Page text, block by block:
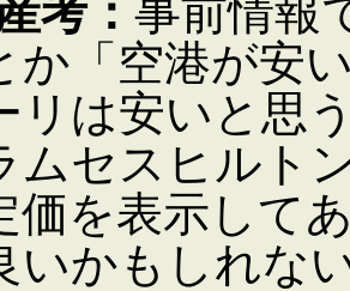
考：事前情報
か「空港が安
リは安いと思
ムセスヒルト
価を表示して
いかもしれな